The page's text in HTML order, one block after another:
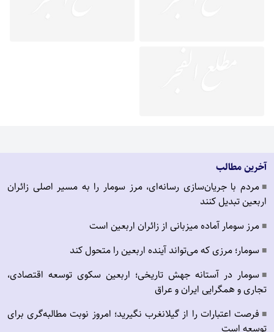
آخرین مطالب
■ مردم با جریان‌سازی رسانه‌ای، مرز سومار را به مسیر اصلی زائران
اربعین تبدیل کنند
■ مرز سومار آماده میزبانی از زائران اربعین است
■ سومار؛ مرزی که می‌تواند آینده اربعین را متحول کند
■ سومار در آستانه جهش تاریخی؛ اربعین سکوی توسعه اقتصادی،
تجاری و همگرایی ایران و عراق
■ فرصت اعتبارات را از گیلانغرب نگیرید؛ امروز نوبت مطالبه‌گری برای
توسعه است